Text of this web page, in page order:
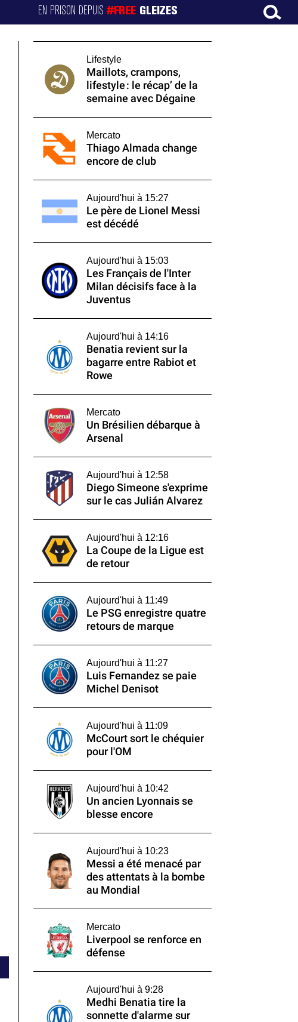
EN PRISON DEPUIS#FREE GLEIZES
Lifestyle
Maillots, crampons,
lifestyle : le récap’ de la
semaine avec Dégaine
Mercato
Thiago Almada change
encore de club
Aujourd'hui à 15:27
Le père de Lionel Messi
est décédé
Aujourd'hui à 15:03
Les Français de l'Inter
Milan décisifs face à la
Juventus
Aujourd'hui à 14:16
Benatia revient sur la
bagarre entre Rabiot et
Rowe
Mercato
Un Brésilien débarque à
Arsenal
Aujourd'hui à 12:58
Diego Simeone s'exprime
sur le cas Julián Alvarez
Aujourd'hui à 12:16
La Coupe de la Ligue est
de retour
Aujourd'hui à 11:49
Le PSG enregistre quatre
retours de marque
Aujourd'hui à 11:27
Luis Fernandez se paie
Michel Denisot
Aujourd'hui à 11:09
McCourt sort le chéquier
pour l'OM
Aujourd'hui à 10:42
Un ancien Lyonnais se
blesse encore
Aujourd'hui à 10:23
Messi a été menacé par
des attentats à la bombe
au Mondial
Mercato
Liverpool se renforce en
défense
Aujourd'hui à 9:28
Medhi Benatia tire la
sonnette d'alarme sur